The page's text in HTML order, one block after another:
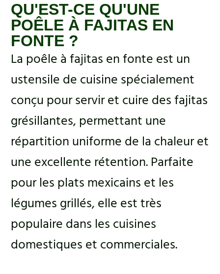
QU'EST-CE QU'UNE
POÊLE À FAJITAS EN
FONTE ?
La poêle à fajitas en fonte est un
ustensile de cuisine spécialement
conçu pour servir et cuire des fajitas
grésillantes, permettant une
répartition uniforme de la chaleur et
une excellente rétention. Parfaite
pour les plats mexicains et les
légumes grillés, elle est très
populaire dans les cuisines
domestiques et commerciales.